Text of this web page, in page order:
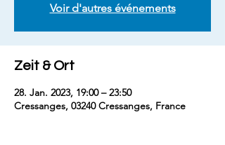
Voir d'autres événements
Zeit & Ort
28. Jan. 2023, 19:00 – 23:50
Cressanges, 03240 Cressanges, France